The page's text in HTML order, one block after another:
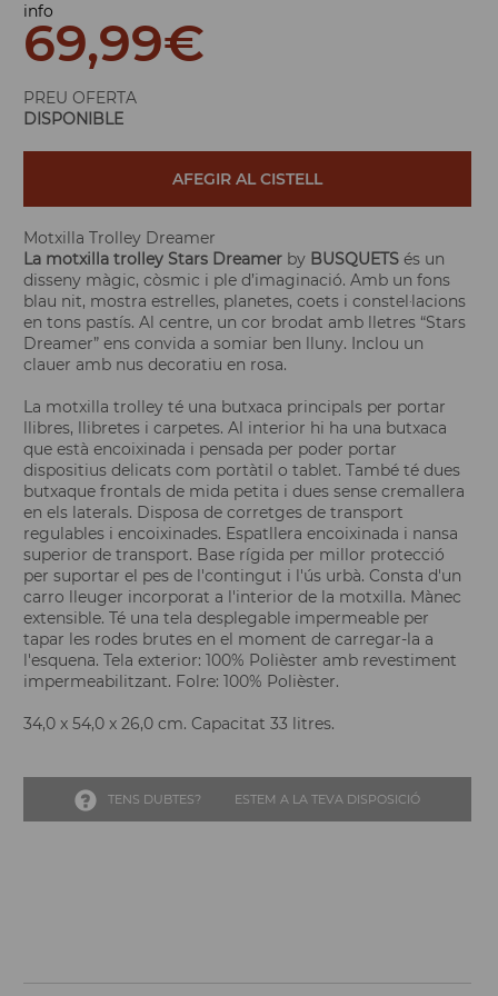
info
69,99€
PREU OFERTA
DISPONIBLE
AFEGIR AL CISTELL
Motxilla Trolley Dreamer
La motxilla trolley Stars Dreamer by BUSQUETS és un
disseny màgic, còsmic i ple d’imaginació. Amb un fons
blau nit, mostra estrelles, planetes, coets i constel·lacions
en tons pastís. Al centre, un cor brodat amb lletres “Stars
Dreamer” ens convida a somiar ben lluny. Inclou un
clauer amb nus decoratiu en rosa.
La motxilla trolley té una butxaca principals per portar
llibres, llibretes i carpetes. Al interior hi ha una butxaca
que està encoixinada i pensada per poder portar
dispositius delicats com portàtil o tablet. També té dues
butxaque frontals de mida petita i dues sense cremallera
en els laterals. Disposa de corretges de transport
regulables i encoixinades. Espatllera encoixinada i nansa
superior de transport. Base rígida per millor protecció
per suportar el pes de l'contingut i l'ús urbà. Consta d'un
carro lleuger incorporat a l'interior de la motxilla. Mànec
extensible. Té una tela desplegable impermeable per
tapar les rodes brutes en el moment de carregar-la a
l'esquena. Tela exterior: 100% Polièster amb revestiment
impermeabilitzant. Folre: 100% Polièster.
34,0 x 54,0 x 26,0 cm. Capacitat 33 litres.
TENS DUBTES? ESTEM A LA TEVA DISPOSICIÓ